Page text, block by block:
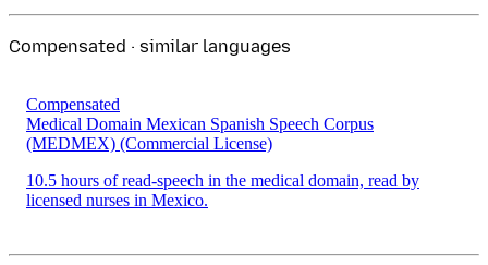
Compensated · similar languages
Compensated
Medical Domain Mexican Spanish Speech Corpus
(MEDMEX) (Commercial License)
10.5 hours of read-speech in the medical domain, read by
licensed nurses in Mexico.